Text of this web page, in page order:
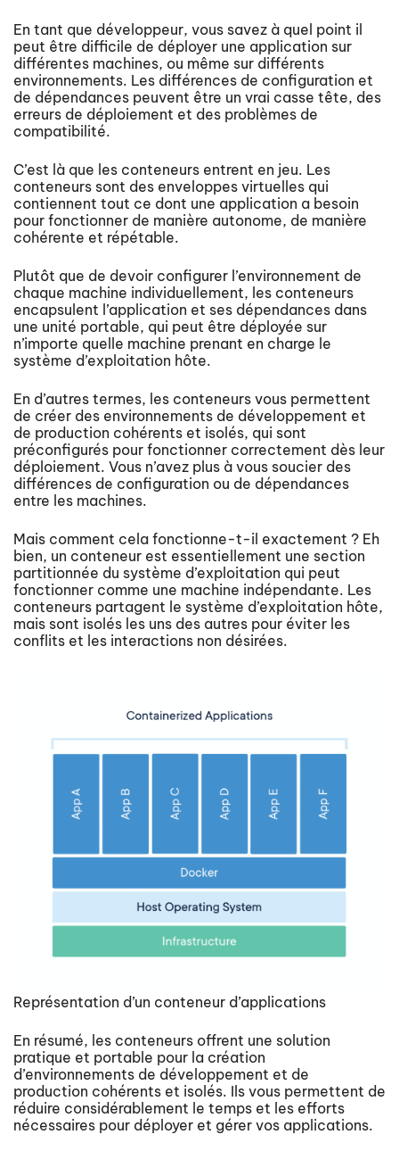
En tant que développeur, vous savez à quel point il
peut être difficile de déployer une application sur
différentes machines, ou même sur différents
environnements. Les différences de configuration et
de dépendances peuvent être un vrai casse tête, des
erreurs de déploiement et des problèmes de
compatibilité.
C’est là que les conteneurs entrent en jeu. Les
conteneurs sont des enveloppes virtuelles qui
contiennent tout ce dont une application a besoin
pour fonctionner de manière autonome, de manière
cohérente et répétable.
Plutôt que de devoir configurer l’environnement de
chaque machine individuellement, les conteneurs
encapsulent l’application et ses dépendances dans
une unité portable, qui peut être déployée sur
n’importe quelle machine prenant en charge le
système d’exploitation hôte.
En d’autres termes, les conteneurs vous permettent
de créer des environnements de développement et
de production cohérents et isolés, qui sont
préconfigurés pour fonctionner correctement dès leur
déploiement. Vous n’avez plus à vous soucier des
différences de configuration ou de dépendances
entre les machines.
Mais comment cela fonctionne-t-il exactement ? Eh
bien, un conteneur est essentiellement une section
partitionnée du système d’exploitation qui peut
fonctionner comme une machine indépendante. Les
conteneurs partagent le système d’exploitation hôte,
mais sont isolés les uns des autres pour éviter les
conflits et les interactions non désirées.
Représentation d’un conteneur d’applications
En résumé, les conteneurs offrent une solution
pratique et portable pour la création
d’environnements de développement et de
production cohérents et isolés. Ils vous permettent de
réduire considérablement le temps et les efforts
nécessaires pour déployer et gérer vos applications.